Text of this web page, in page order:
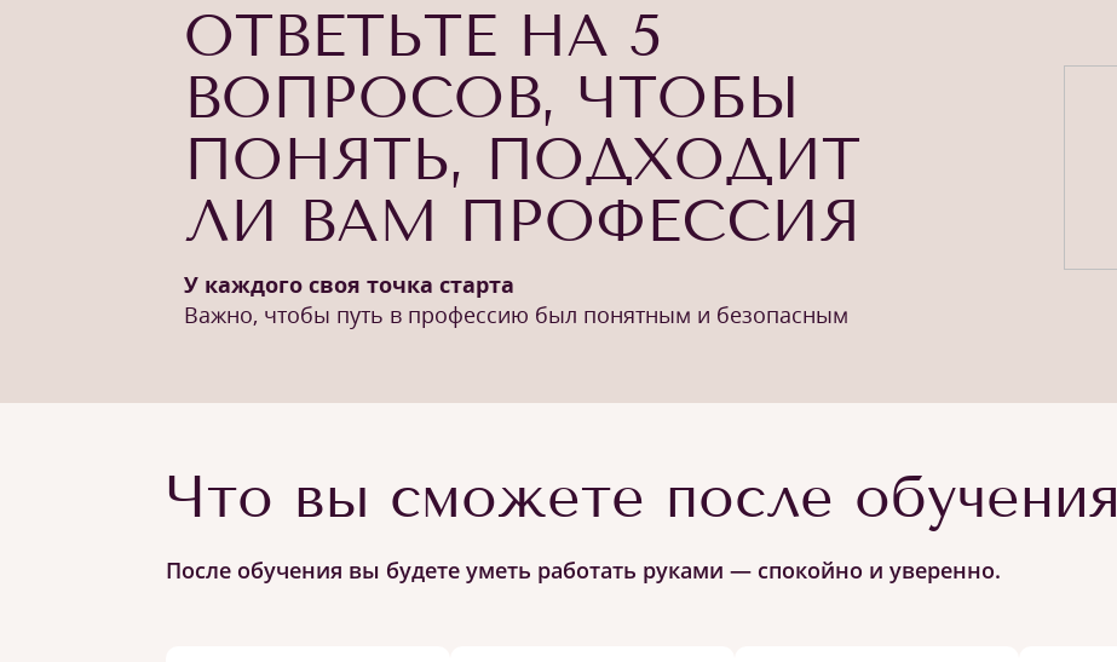
ОТВЕТЬТЕ НА 5
ВОПРОСОВ, ЧТОБЫ
ПОНЯТЬ, ПОДХОДИТ
ЛИ ВАМ ПРОФЕССИЯ
У каждого своя точка старта
Важно, чтобы путь в профессию был понятным и безопасным
Что вы сможете после обучения
После обучения вы будете уметь работать руками — спокойно и уверенно.